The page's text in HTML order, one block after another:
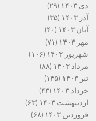
دی ۱۴۰۳
(۲۹)
آذر ۱۴۰۳
(۳۵)
آبان ۱۴۰۳
(۴۰)
مهر ۱۴۰۳
(۷۱)
شهریور ۱۴۰۳
(۱۰۶)
مرداد ۱۴۰۳
(۸۸)
تیر ۱۴۰۳
(۱۴۵)
خرداد ۱۴۰۳
(۴۳)
اردیبهشت ۱۴۰۳
(۶۳)
فروردین ۱۴۰۳
(۶۸)